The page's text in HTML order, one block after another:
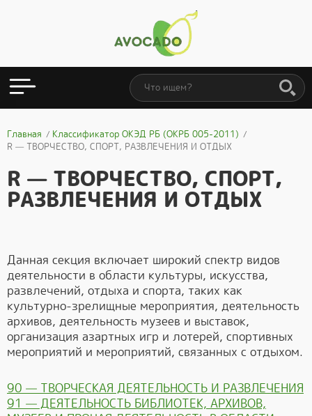
Главная
Классификатор ОКЭД РБ (ОКРБ 005-2011)
R — ТВОРЧЕСТВО, СПОРТ, РАЗВЛЕЧЕНИЯ И ОТДЫХ
R — ТВОРЧЕСТВО, СПОРТ,
РАЗВЛЕЧЕНИЯ И ОТДЫХ
Данная секция включает широкий спектр видов
деятельности в области культуры, искусства,
развлечений, отдыха и спорта, таких как
культурно-зрелищные мероприятия, деятельность
архивов, деятельность музеев и выставок,
организация азартных игр и лотерей, спортивных
мероприятий и мероприятий, связанных с отдыхом.
90 — ТВОРЧЕСКАЯ ДЕЯТЕЛЬНОСТЬ И РАЗВЛЕЧЕНИЯ
91 — ДЕЯТЕЛЬНОСТЬ БИБЛИОТЕК, АРХИВОВ,